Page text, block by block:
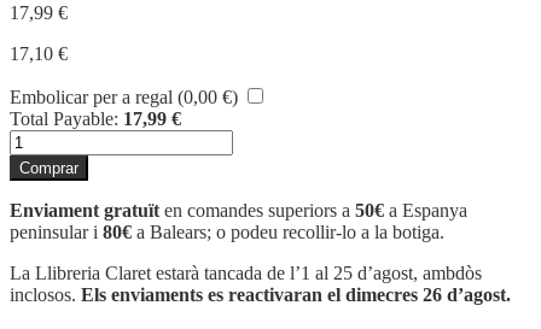
17,99 €
17,10 €
Embolicar per a regal (0,00 €)
Total Payable: 17,99 €
quantitat
de
DETECTIU
SAMSÓ
A
LES
ILLES
Comprar
Enviament gratuït en comandes superiors a 50€ a Espanya
peninsular i 80€ a Balears; o podeu recollir-lo a la botiga.
La Llibreria Claret estarà tancada de l’1 al 25 d’agost, ambdòs
inclosos. Els enviaments es reactivaran el dimecres 26 d’agost.